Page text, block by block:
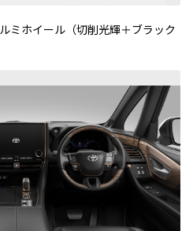
ホイール（切削光輝＋ブラック